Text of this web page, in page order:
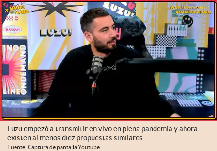
Clima
Mundial 2026
Eventos Corporativos
El Cronista Studio
Mediakit
abre en nueva pestaña
Argentina
Luzu empezó a transmitir en vivo en plena pandemia y ahora
existen al menos diez propuestas similares.
Fuente: Captura de pantalla Youtube